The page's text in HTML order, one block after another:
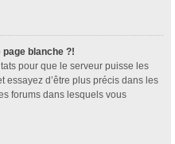
blanche ?!
pour que le serveur puisse les
essayez d’être plus précis dans les
forums dans lesquels vous